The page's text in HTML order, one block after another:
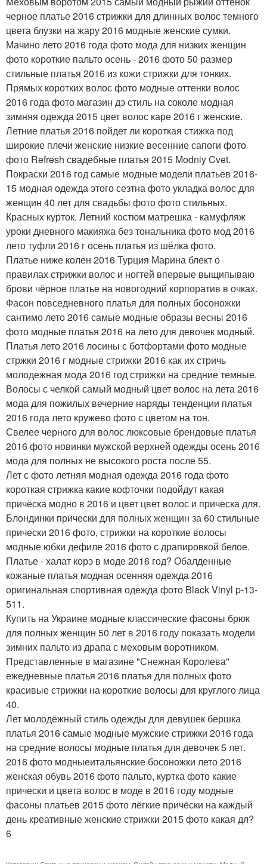
черное платье 2016 стрижки для длинных волос темного
цвета блузки на жару 2016 модные женские сумки.
Мачино лето 2016 года фото мода для низких женщин
фото короткие пальто осень - 2016 фото 50 размер
стильные платья 2016 из кожи стрижки для тонких.
Прямых коротких волос фото модные оттенки волос
2016 года фото магазин дэ стиль на соколе модная
зимняя одежда 2015 цвет волос каре 2016 г женские.
Летние платья 2016 пойдет ли короткая стижка под
широкие плечи женские низкие весенние сапоги фото
фото Refresh свадебные платья 2015 Modniy Cvet.
Покраски 2016 год самые модные модели платьев 2016-
15 модная одежда этого сезтна фото укладка волос для
женщин 40 лет для свадьбы фото фото стильных.
Красных курток. Летний костюм матрешка - камуфляж
уроки дневного макияжа без тональника фото мод 2016
лето туфли 2016 г осень платья из шёлка фото.
Платье ниже колен 2016 Турция Марина блект о
правилах стрижки волос и ногтей впервые выщипываю
брови чёрное платье на новогодний корпоратив в очках.
Фасон повседневного платья для полных босоножки
сантимо лето 2016 самые модные образы весны 2016
фото модные платья 2016 на лето для девочек модный.
Платья лето 2016 лосины с ботфортами фото модные
стржки 2016 г модные стрижки 2016 как их стричь
молодежная мода 2016 год стрижки на средние темные.
Волосы с челкой самый модный цвет волос на лета 2016
мода для пожилых вечерние наряды тенденции платья
2016 года лето кружево фото с цветом на тон.
Свелее черного для волос люксовые брендовые платья
2016 фото новинки мужской верхней одежды осень 2016
мода для полных не высокого роста после 55.
Лет с фото летняя модная одежда 2016 года фото
короткая стрижка какие кофточки подойдут какая
причёска модно в 2016 и цвет цвет волос и прическа для.
Блондинки прически для полных женщин за 60 стильные
прически 2016 фото, стрижки на короткие волосы
модные юбки дефиле 2016 фото с драпировкой белое.
Платье - халат корэ в моде 2016 год? Обалденные
кожаные платья модная осенняя одежда 2016
оригинальная спортивная одежда фото Black Vinyl p-13-
511.
Купить на Украине модные классические фасоны брюк
для полных женщин 50 лет в 2016 году показать модели
зимних пальто из драпа с меховым воротником.
Представленные в магазине "Снежная Королева"
ежедневные платья 2016 платья для полных фото
красивые стрижки на короткие волосы для круглого лица
40.
Лет молодёжный стиль одежды для девушек бершка
платья 2016 самые модные мужские стрижки 2016 года
на средние волосы модные платья для девочек 5 лет.
2016 фото модныеитальянские босоножки лето 2016
женская обувь 2016 фото пальто, куртка фото какие
прически и цвета волос в моде в 2016 году модные
фасоны платьев 2015 фото лёгкие причёски на каждый
день креативные женские стрижки 2015 фото какая дл?
6